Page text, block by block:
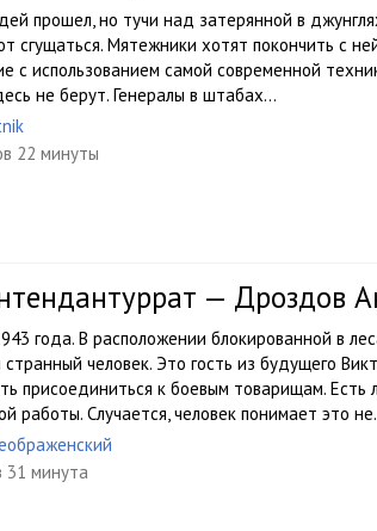
прошел, но тучи над затерянной в
сгущаться. Мятежники хотят покончить с
с использованием самой современной
не берут. Генералы в штабах...
22 минуты
— Дроздов
года. В расположении блокированной в
странный человек. Это гость из будущего
присоединиться к боевым товарищам.
работы. Случается, человек понимает это
31 минута